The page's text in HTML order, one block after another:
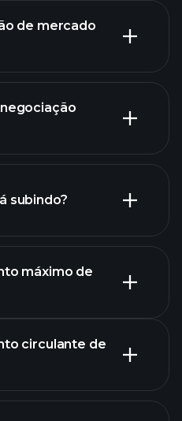
de mercado
subindo?
máximo de
circulante de